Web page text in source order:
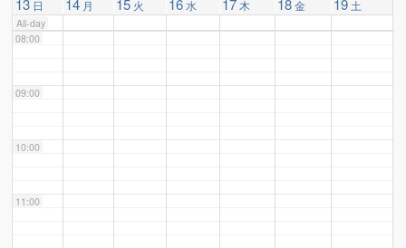
13 日 14 月 15 火 16水 17 木 18金 19 土
All-day
08:00
09:00
10:00
11:00